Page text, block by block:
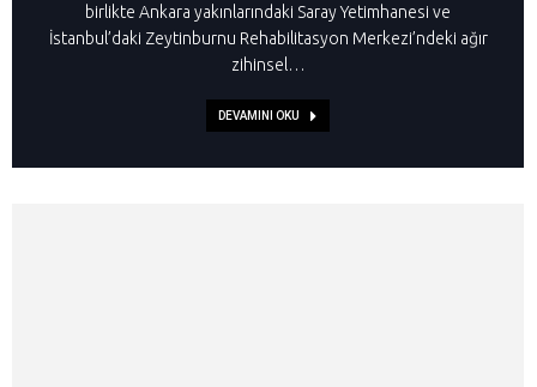
birlikte Ankara yakınlarındaki Saray Yetimhanesi ve
İstanbul’daki Zeytinburnu Rehabilitasyon Merkezi’ndeki ağır
zihinsel…
DEVAMINI OKU